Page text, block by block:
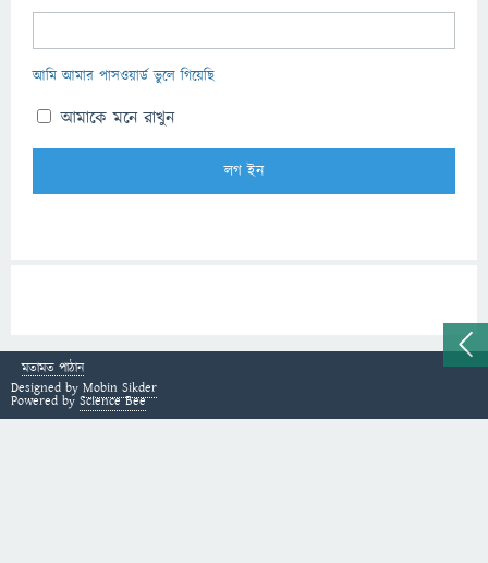
আমি আমার পাসওয়ার্ড ভুলে গিয়েছি
আমাকে মনে রাখুন
মতামত পাঠান
Designed by Mobin Sikder
Powered by Science Bee